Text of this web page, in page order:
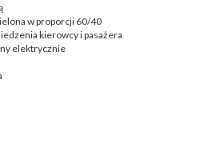
w proporcji 60/40
kierowcy i pasażera
elektrycznie